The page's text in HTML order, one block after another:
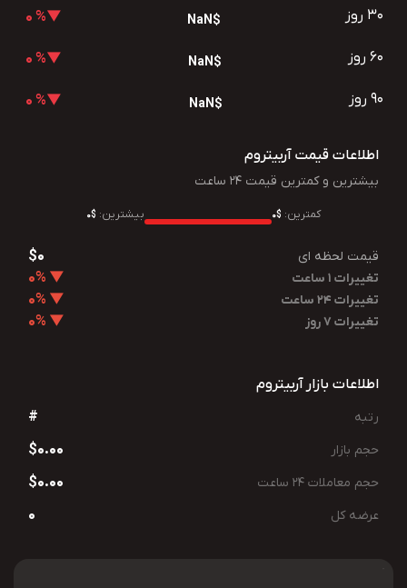
30 روز $NaN
▼% 0
60 روز $NaN
▼% 0
90 روز $NaN
▼% 0
اطلاعات قیمت آربیتروم
بیشترین و کمترین قیمت 24 ساعت
کمترین: $0 بیشترین: $0
قیمت لحظه ای $0
تغییرات 1 ساعت ▼ 0%
تغییرات 24 ساعت ▼ 0%
تغییرات 7 روز ▼ 0%
اطلاعات بازار آربیتروم
رتبه #
حجم بازار $0.00
حجم معاملات 24 ساعت $0.00
عرضه کل 0